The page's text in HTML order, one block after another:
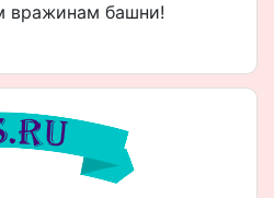
вражинам башни!